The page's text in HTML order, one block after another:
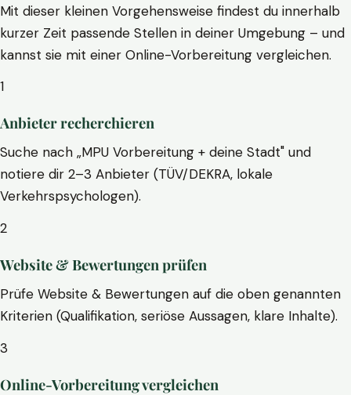
Mit dieser kleinen Vorgehensweise findest du innerhalb
kurzer Zeit passende Stellen in deiner Umgebung – und
kannst sie mit einer Online-Vorbereitung vergleichen.
1
Anbieter recherchieren
Suche nach „MPU Vorbereitung + deine Stadt" und
notiere dir 2–3 Anbieter (TÜV/DEKRA, lokale
Verkehrspsychologen).
2
Website & Bewertungen prüfen
Prüfe Website & Bewertungen auf die oben genannten
Kriterien (Qualifikation, seriöse Aussagen, klare Inhalte).
3
Online-Vorbereitung vergleichen